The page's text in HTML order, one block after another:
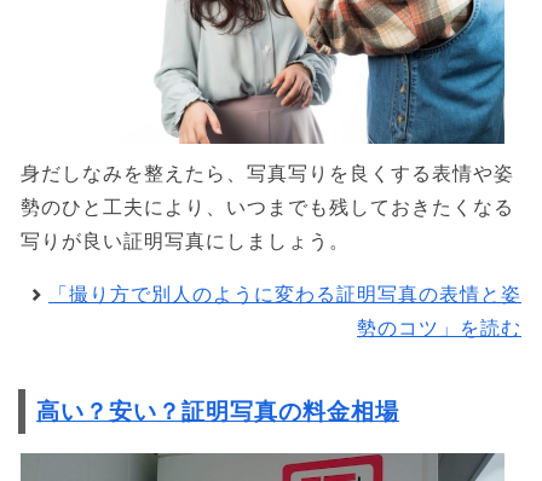
身だしなみを整えたら、写真写りを良くする表情や姿
勢のひと工夫により、いつまでも残しておきたくなる
写りが良い証明写真にしましょう。
「撮り方で別人のように変わる証明写真の表情と姿
勢のコツ」を読む
高い？安い？証明写真の料金相場